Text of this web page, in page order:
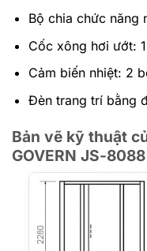
Bộ chia chức năng
Cốc xông hơi ướt:
Cảm biến nhiệt: 2
Đèn trang trí bằng
Bản vẽ kỹ thuật
GOVERN JS-8088